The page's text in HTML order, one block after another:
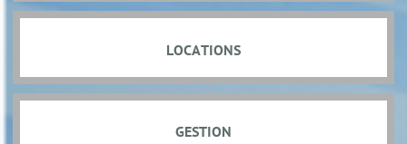
LOCATIONS
GESTION